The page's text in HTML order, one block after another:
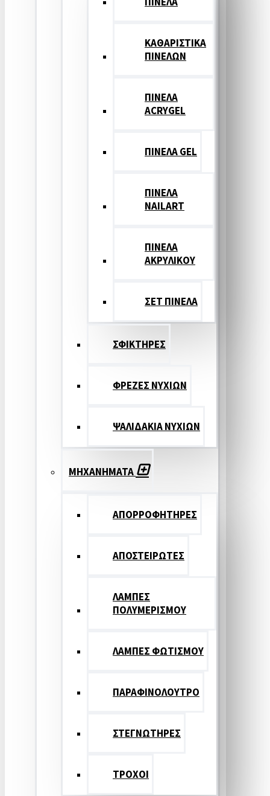
ΚΑΘΑΡΙΣΤΙΚΑ
ΠΙΝΕΛΩΝ
ΠΙΝΕΛΑ
ACRYGEL
ΠΙΝΕΛΑ GEL
ΠΙΝΕΛΑ
NAILART
ΠΙΝΕΛΑ
ΑΚΡΥΛΙΚΟΥ
ΣΕΤ ΠΙΝΕΛA
ΣΦΙΚΤΗΡΕΣ
ΦΡΕΖΕΣ ΝΥΧΙΩΝ
ΨΑΛΙΔΑΚΙΑ ΝΥΧΙΩΝ
ΜΗΧΑΝΗΜΑΤΑ
ΑΠΟΡΡΟΦΗΤΗΡΕΣ
ΑΠΟΣΤΕΙΡΩΤΕΣ
ΛΑΜΠΕΣ
ΠΟΛΥΜΕΡΙΣΜΟΥ
ΛΑΜΠΕΣ ΦΩΤΙΣΜΟΥ
ΠΑΡΑΦΙΝΟΛΟΥΤΡΟ
ΣΤΕΓΝΩΤΗΡΕΣ
ΤΡΟΧΟΙ